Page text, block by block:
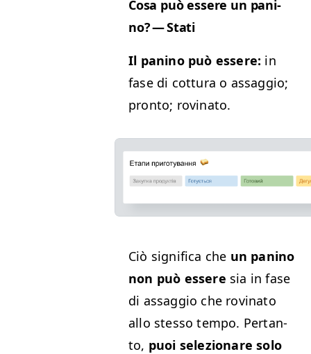
Cosa può essere un pani­
no? — Stati
Il pani­no può essere: in
fase di cot­tura o assag­gio;
pron­to; rovinato.
Ciò sig­nifi­ca che un pani­no
non può essere sia in fase
di assag­gio che rov­ina­to
allo stes­so tem­po. Per­tan­
to, puoi selezionare solo